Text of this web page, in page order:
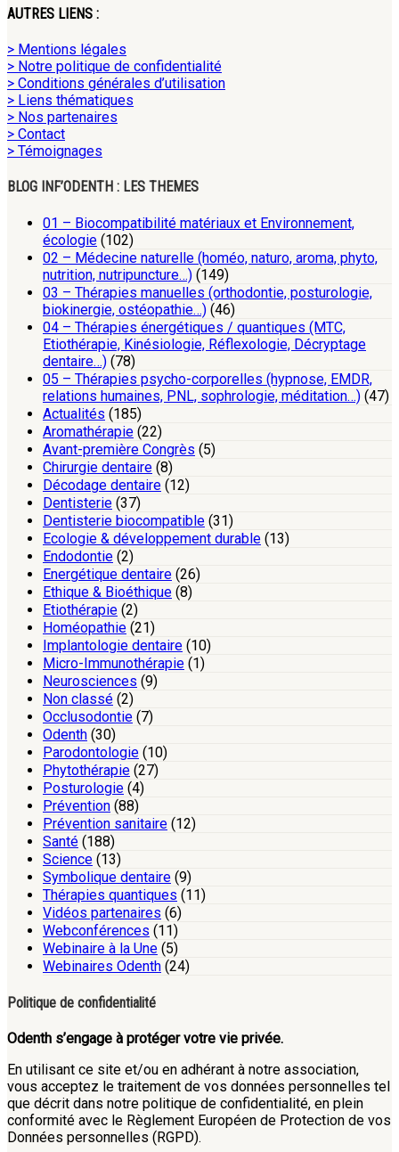
AUTRES LIENS :
> Mentions légales
> Notre politique de confidentialité
> Conditions générales d’utilisation
> Liens thématiques
> Nos partenaires
> Contact
> Témoignages
BLOG INF’ODENTH : LES THEMES
01 – Biocompatibilité matériaux et Environnement,
écologie (102)
02 – Médecine naturelle (homéo, naturo, aroma, phyto,
nutrition, nutripuncture…) (149)
03 – Thérapies manuelles (orthodontie, posturologie,
biokinergie, ostéopathie…) (46)
04 – Thérapies énergétiques / quantiques (MTC,
Etiothérapie, Kinésiologie, Réflexologie, Décryptage
dentaire…) (78)
05 – Thérapies psycho-corporelles (hypnose, EMDR,
relations humaines, PNL, sophrologie, méditation…) (47)
Actualités (185)
Aromathérapie (22)
Avant-première Congrès (5)
Chirurgie dentaire (8)
Décodage dentaire (12)
Dentisterie (37)
Dentisterie biocompatible (31)
Ecologie & développement durable (13)
Endodontie (2)
Energétique dentaire (26)
Ethique & Bioéthique (8)
Etiothérapie (2)
Homéopathie (21)
Implantologie dentaire (10)
Micro-Immunothérapie (1)
Neurosciences (9)
Non classé (2)
Occlusodontie (7)
Odenth (30)
Parodontologie (10)
Phytothérapie (27)
Posturologie (4)
Prévention (88)
Prévention sanitaire (12)
Santé (188)
Science (13)
Symbolique dentaire (9)
Thérapies quantiques (11)
Vidéos partenaires (6)
Webconférences (11)
Webinaire à la Une (5)
Webinaires Odenth (24)
Politique de confidentialité
Odenth s’engage à protéger votre vie privée.
En utilisant ce site et/ou en adhérant à notre association,
vous acceptez le traitement de vos données personnelles tel
que décrit dans notre politique de confidentialité, en plein
conformité avec le Règlement Européen de Protection de vos
Données personnelles (RGPD).